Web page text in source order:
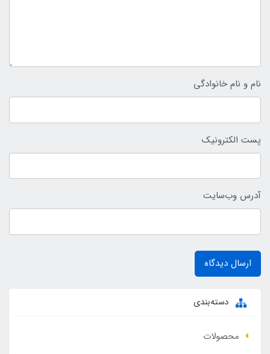
نام و نام خانوادگی
پست الکترونیک
آدرس وب‌سایت
ارسال دیدگاه
دسته‌بندی
محصولات